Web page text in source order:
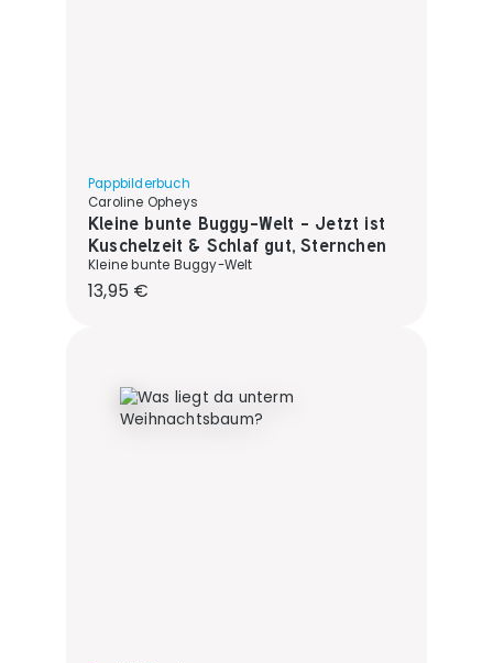
Pappbilderbuch
Caroline Opheys
Kleine bunte Buggy-Welt - Jetzt ist
Kuschelzeit & Schlaf gut, Sternchen
Kleine bunte Buggy-Welt
Regulärer Preis:
13,95 €